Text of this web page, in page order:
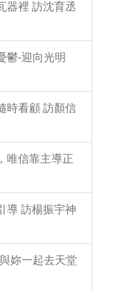
器裡 訪沈育丞
鬱-迎向光明
時看顧 訪顏信
唯信靠主導正
導 訪楊振宇神
妳一起去天堂